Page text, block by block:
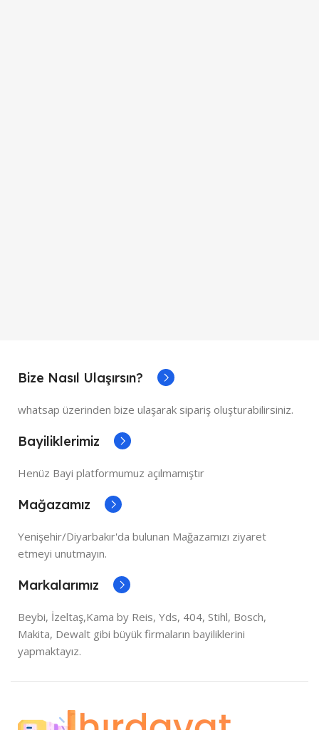
Bize Nasıl Ulaşırsın?
whatsap üzerinden bize ulaşarak sipariş oluşturabilirsiniz.
Bayiliklerimiz
Henüz Bayi platformumuz açılmamıştır
Mağazamız
Yenişehir/Diyarbakır'da bulunan Mağazamızı ziyaret
etmeyi unutmayın.
Markalarımız
Beybi, İzeltaş,Kama by Reis, Yds, 404, Stihl, Bosch,
Makita, Dewalt gibi büyük firmaların bayiliklerini
yapmaktayız.